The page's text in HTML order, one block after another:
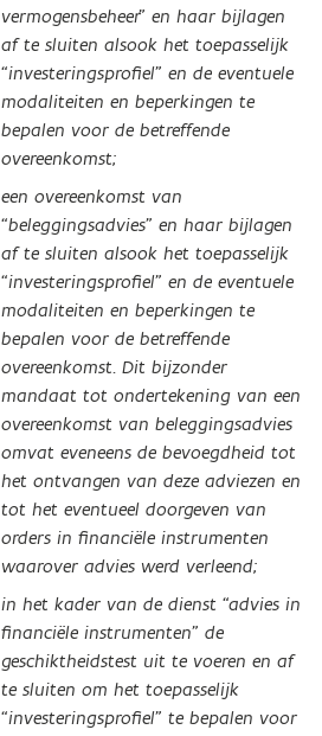
vermogensbeheer” en haar bijlagen
af te sluiten alsook het toepasselijk
“investeringsprofiel” en de eventuele
modaliteiten en beperkingen te
bepalen voor de betreffende
overeenkomst;
een overeenkomst van
“beleggingsadvies” en haar bijlagen
af te sluiten alsook het toepasselijk
“investeringsprofiel” en de eventuele
modaliteiten en beperkingen te
bepalen voor de betreffende
overeenkomst. Dit bijzonder
mandaat tot ondertekening van een
overeenkomst van beleggingsadvies
omvat eveneens de bevoegdheid tot
het ontvangen van deze adviezen en
tot het eventueel doorgeven van
orders in financiële instrumenten
waarover advies werd verleend;
in het kader van de dienst “advies in
financiële instrumenten” de
geschiktheidstest uit te voeren en af
te sluiten om het toepasselijk
“investeringsprofiel” te bepalen voor